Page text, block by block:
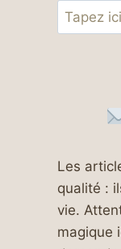
Les
qualité :
vie.
magique